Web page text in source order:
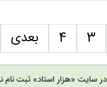
3
4 بعدی
در سایت «هزار استاد» ثبت